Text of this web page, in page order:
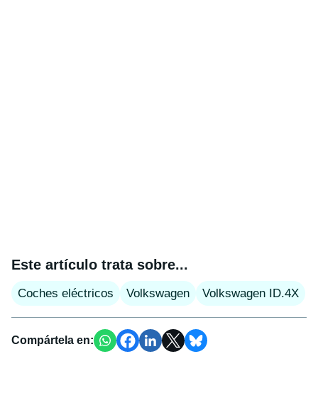
Este artículo trata sobre...
Coches eléctricos Volkswagen Volkswagen ID.4X
Compártela en: